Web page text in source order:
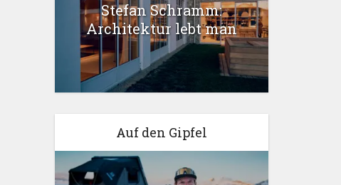
Stefan Schramm:
Architektur lebt man
Auf den Gipfel